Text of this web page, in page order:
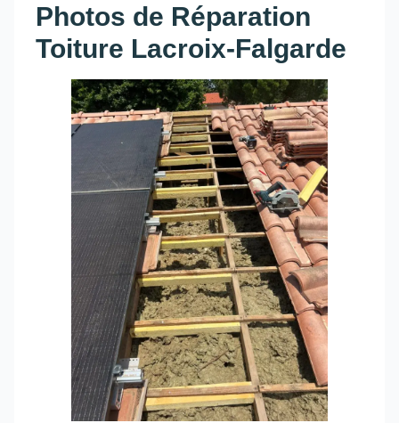
Photos de Réparation
Toiture Lacroix-Falgarde